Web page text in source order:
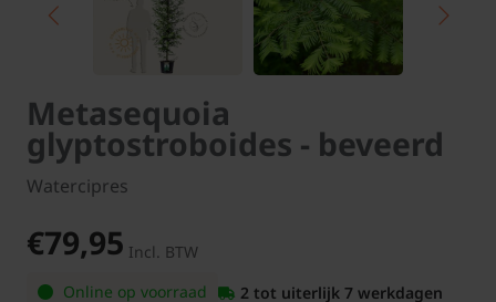
Metasequoia
glyptostroboides - beveerd
Watercipres
€79,95 Incl. BTW
Online op voorraad
2 tot uiterlijk 7 werkdagen